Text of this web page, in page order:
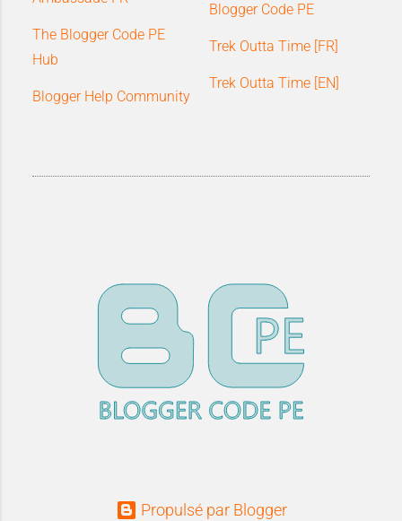
The Blogger Code PE
Hub
Blogger Help Community
Blogger Code PE
Trek Outta Time [FR]
Trek Outta Time [EN]
Propulsé par Blogger